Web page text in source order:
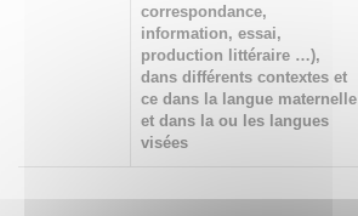
correspondance,
information, essai,
production littéraire …),
dans différents contextes et
ce dans la langue maternelle
et dans la ou les langues
visées